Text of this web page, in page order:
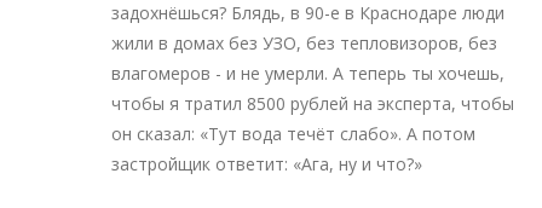
задохнёшься? Блядь, в 90-е в Краснодаре люди
жили в домах без УЗО, без тепловизоров, без
влагомеров - и не умерли. А теперь ты хочешь,
чтобы я тратил 8500 рублей на эксперта, чтобы
он сказал: «Тут вода течёт слабо». А потом
застройщик ответит: «Ага, ну и что?»